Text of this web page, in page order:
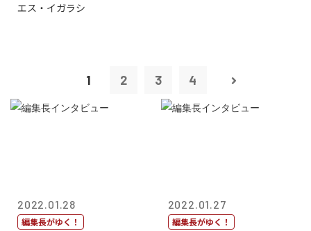
エス・イガラシ
1 2 3 4
2022.01.28
編集長がゆく！
2022.01.27
編集長がゆく！